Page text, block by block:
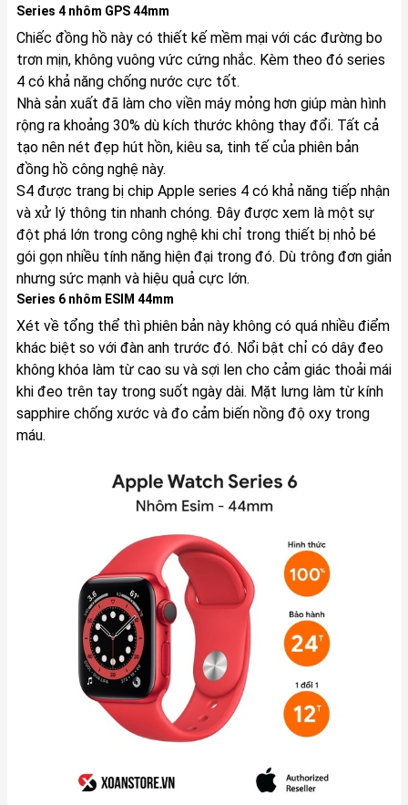
Series 4 nhôm GPS 44mm
Chiếc đồng hồ này có thiết kế mềm mại với các đường bo
trơn mịn, không vuông vức cứng nhắc. Kèm theo đó series
4 có khả năng chống nước cực tốt.
Nhà sản xuất đã làm cho viền máy mỏng hơn giúp màn hình
rộng ra khoảng 30% dù kích thước không thay đổi. Tất cả
tạo nên nét đẹp hút hồn, kiêu sa, tinh tế của phiên bản
đồng hồ công nghệ này.
S4 được trang bị chip Apple series 4 có khả năng tiếp nhận
và xử lý thông tin nhanh chóng. Đây được xem là một sự
đột phá lớn trong công nghệ khi chỉ trong thiết bị nhỏ bé
gói gọn nhiều tính năng hiện đại trong đó. Dù trông đơn giản
nhưng sức mạnh và hiệu quả cực lớn.
Series 6 nhôm ESIM 44mm
Xét về tổng thể thì phiên bản này không có quá nhiều điểm
khác biệt so với đàn anh trước đó. Nổi bật chỉ có dây đeo
không khóa làm từ cao su và sợi len cho cảm giác thoải mái
khi đeo trên tay trong suốt ngày dài. Mặt lưng làm từ kính
sapphire chống xước và đo cảm biến nồng độ oxy trong
máu.